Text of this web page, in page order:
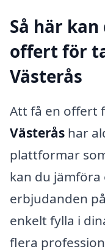
Så här
offert för
Västerås
Att få en offert
Västerås har
plattformar
kan du
erbjudanden
enkelt fylla i
flera